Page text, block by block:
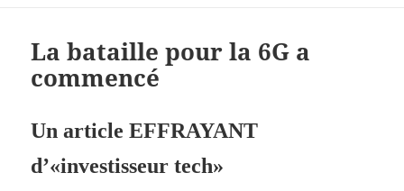
La bataille pour la 6G a
commencé
Un articleEFFRAYANT
d’«investisseur tech»